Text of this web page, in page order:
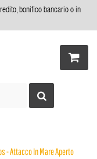
bonifico bancario o in
- Attacco In Mare Aperto